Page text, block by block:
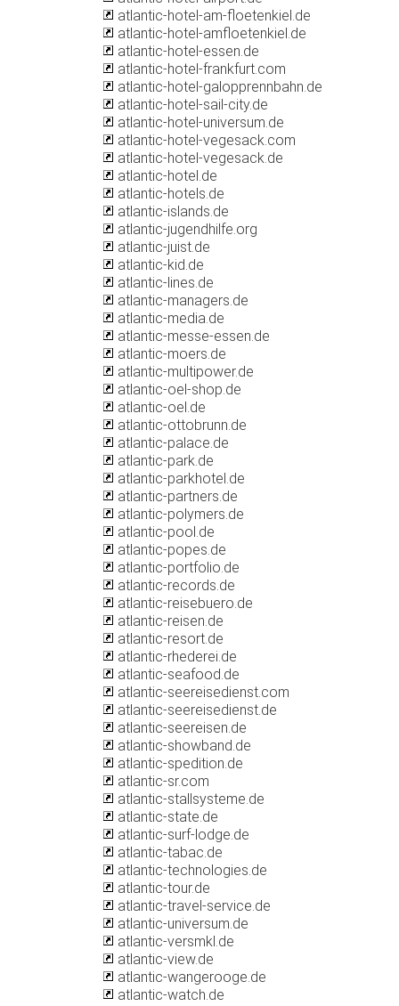
atlantic-hotel-am-floetenkiel.de
atlantic-hotel-amfloetenkiel.de
atlantic-hotel-essen.de
atlantic-hotel-frankfurt.com
atlantic-hotel-galopprennbahn.de
atlantic-hotel-sail-city.de
atlantic-hotel-universum.de
atlantic-hotel-vegesack.com
atlantic-hotel-vegesack.de
atlantic-hotel.de
atlantic-hotels.de
atlantic-islands.de
atlantic-jugendhilfe.org
atlantic-juist.de
atlantic-kid.de
atlantic-lines.de
atlantic-managers.de
atlantic-media.de
atlantic-messe-essen.de
atlantic-moers.de
atlantic-multipower.de
atlantic-oel-shop.de
atlantic-oel.de
atlantic-ottobrunn.de
atlantic-palace.de
atlantic-park.de
atlantic-parkhotel.de
atlantic-partners.de
atlantic-polymers.de
atlantic-pool.de
atlantic-popes.de
atlantic-portfolio.de
atlantic-records.de
atlantic-reisebuero.de
atlantic-reisen.de
atlantic-resort.de
atlantic-rhederei.de
atlantic-seafood.de
atlantic-seereisedienst.com
atlantic-seereisedienst.de
atlantic-seereisen.de
atlantic-showband.de
atlantic-spedition.de
atlantic-sr.com
atlantic-stallsysteme.de
atlantic-state.de
atlantic-surf-lodge.de
atlantic-tabac.de
atlantic-technologies.de
atlantic-tour.de
atlantic-travel-service.de
atlantic-universum.de
atlantic-versmkl.de
atlantic-view.de
atlantic-wangerooge.de
atlantic-watch.de